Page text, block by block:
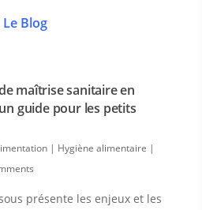
Le Blog
maîtrise sanitaire en
guide pour les petits
| Hygiène alimentaire |
présente les enjeux et les